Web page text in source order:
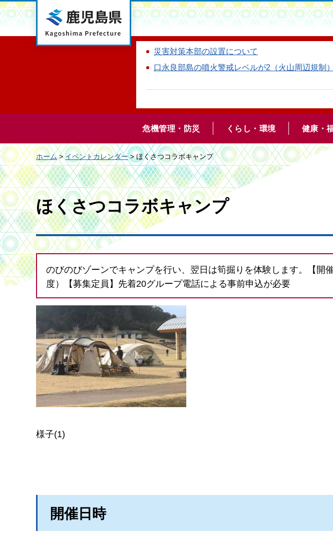
鹿児島県
災害対策本部の設置について
口永良部島の噴火警戒レベルが2（火山周辺規制
危機管理・防災 くらし・環境 健康・
ホーム>イベントカレンダー> ほくさつコラボキャンプ
ほくさつコラボキャンプ
のびのびゾーンでキャンプを行い、翌日は筍掘りを体験します。【
度）【募集定員】先着20グループ電話による事前申込が必要
様子(1)
開催日時